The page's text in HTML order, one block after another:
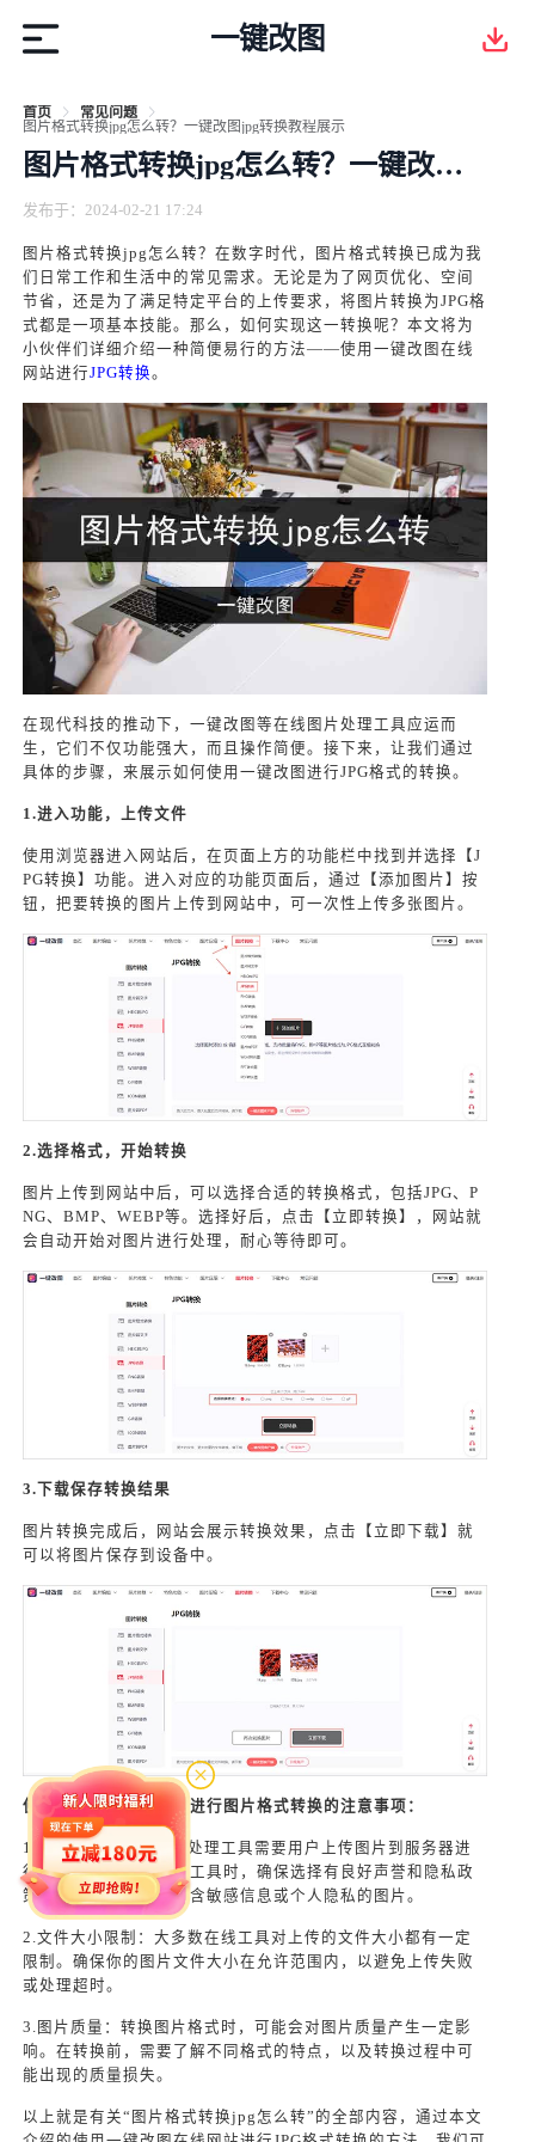
一键改图
首页
常见问题
图片格式转换jpg怎么转？一键改图jpg转换教程展示
图片格式转换jpg怎么转？一键改图jpg转换教程展示
发布于：2024-02-21 17:24
图片格式转换jpg怎么转？在数字时代，图片格式转换已成为我
们日常工作和生活中的常见需求。无论是为了网页优化、空间
节省，还是为了满足特定平台的上传要求，将图片转换为JPG格
式都是一项基本技能。那么，如何实现这一转换呢？本文将为
小伙伴们详细介绍一种简便易行的方法——使用一键改图在线
网站进行JPG转换。
在现代科技的推动下，一键改图等在线图片处理工具应运而
生，它们不仅功能强大，而且操作简便。接下来，让我们通过
具体的步骤，来展示如何使用一键改图进行JPG格式的转换。
1.进入功能，上传文件
使用浏览器进入网站后，在页面上方的功能栏中找到并选择【J
PG转换】功能。进入对应的功能页面后，通过【添加图片】按
钮，把要转换的图片上传到网站中，可一次性上传多张图片。
2.选择格式，开始转换
图片上传到网站中后，可以选择合适的转换格式，包括JPG、P
NG、BMP、WEBP等。选择好后，点击【立即转换】，网站就
会自动开始对图片进行处理，耐心等待即可。
3.下载保存转换结果
图片转换完成后，网站会展示转换效果，点击【立即下载】就
可以将图片保存到设备中。
使用一键改图在线网站进行图片格式转换的注意事项：
1.隐私保护：在线图片处理工具需要用户上传图片到服务器进
行处理。因此，在选择工具时，确保选择有良好声誉和隐私政
策的网站。避免上传包含敏感信息或个人隐私的图片。
2.文件大小限制：大多数在线工具对上传的文件大小都有一定
限制。确保你的图片文件大小在允许范围内，以避免上传失败
或处理超时。
3.图片质量：转换图片格式时，可能会对图片质量产生一定影
响。在转换前，需要了解不同格式的特点，以及转换过程中可
能出现的质量损失。
以上就是有关“图片格式转换jpg怎么转”的全部内容，通过本文